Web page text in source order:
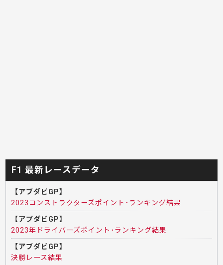
F1 最新レースデータ
【アブダビGP】
2023コンストラクターズポイント･ランキング結果
【アブダビGP】
2023年ドライバーズポイント･ランキング結果
【アブダビGP】
決勝レース結果